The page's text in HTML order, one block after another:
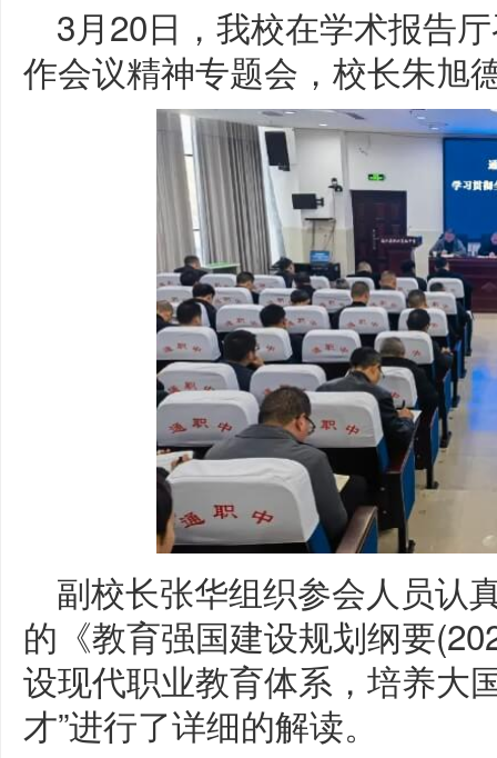
3月20日，我校在学术报告
作会议精神专题会，校长朱旭
副校长张华组织参会人员认
的《教育强国建设规划纲要
设现代职业教育体系，培养大
才”进行了详细的解读。